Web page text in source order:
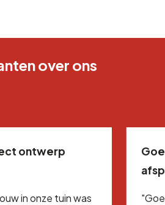
over ons
ontwerp
in onze tuin was